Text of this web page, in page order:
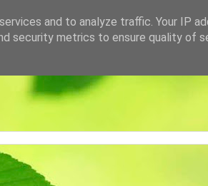
and to analyze traffic. Your IP
security metrics to ensure quality of